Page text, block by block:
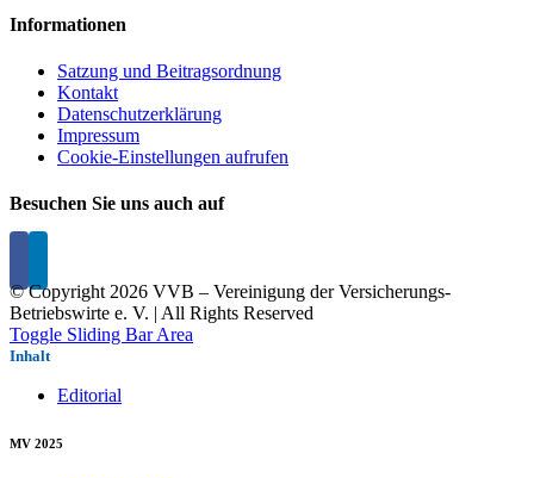
Informationen
Satzung und Beitragsordnung
Kontakt
Datenschutzerklärung
Impressum
Cookie-Einstellungen aufrufen
Besuchen Sie uns auch auf
© Copyright 2026 VVB – Vereinigung der Versicherungs-
Betriebswirte e. V. | All Rights Reserved
Toggle Sliding Bar Area
Inhalt
Editorial
MV 2025